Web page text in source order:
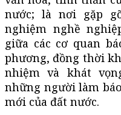
nước; là nơi gặp
nghiệm nghề
giữa các cơ quan
phương, đồng thời
nhiệm và khát
những người làm
mới của đất nước.